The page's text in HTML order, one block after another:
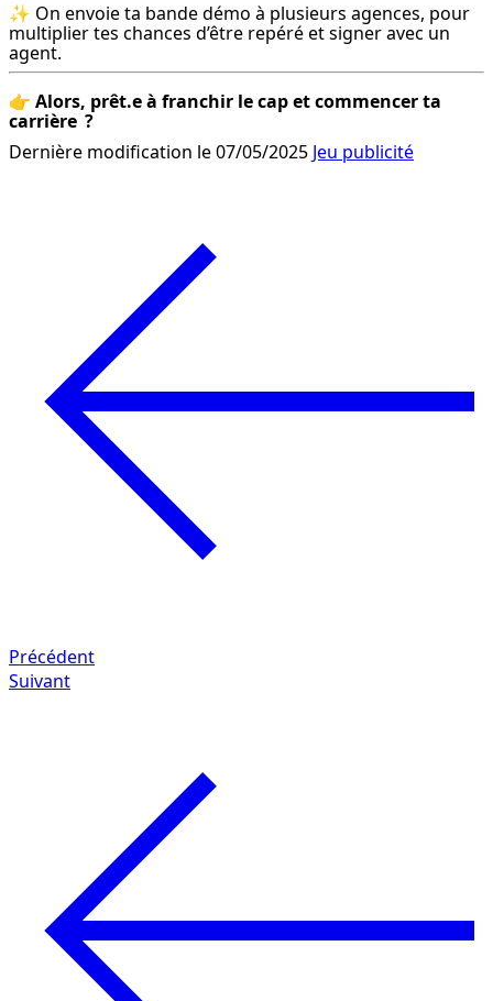
✨ On envoie ta bande démo à plusieurs agences, pour
multiplier tes chances d’être repéré et signer avec un
agent.
👉 Alors, prêt.e à franchir le cap et commencer ta
carrière  ?
Dernière modification le 07/05/2025 Jeu publicité
Précédent
Suivant